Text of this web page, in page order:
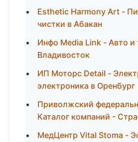
Esthetic Harmony Art -
чистки в Абакан
Инфо Media Link - Авто и
Владивосток
ИП Моторс Detail -
электроника в Оренбург
Приволжский
Каталог компаний -
МедЦентр Vital Stoma -